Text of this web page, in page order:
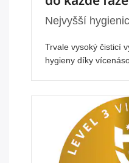
Nejvyšší
Trvale vysoký čisticí
hygieny díky